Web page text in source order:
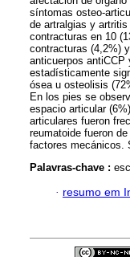
síntomas osteo-
de artralgias y
contracturas en 10
contracturas (4,2%)
anticuerpos
estadísticamente
ósea u osteolisis
En los pies se
espacio articular
articulares fueron
reumatoide fueron
factores mecánicos.
Palavras-chave :
· resumo em